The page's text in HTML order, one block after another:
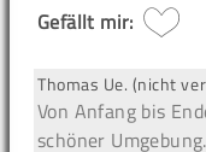
Gefällt mir:
Thomas Ue. (nicht
Von Anfang bis
schöner